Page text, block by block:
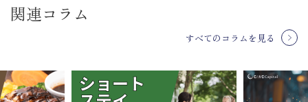
関連コラム
すべてのコラムを見る